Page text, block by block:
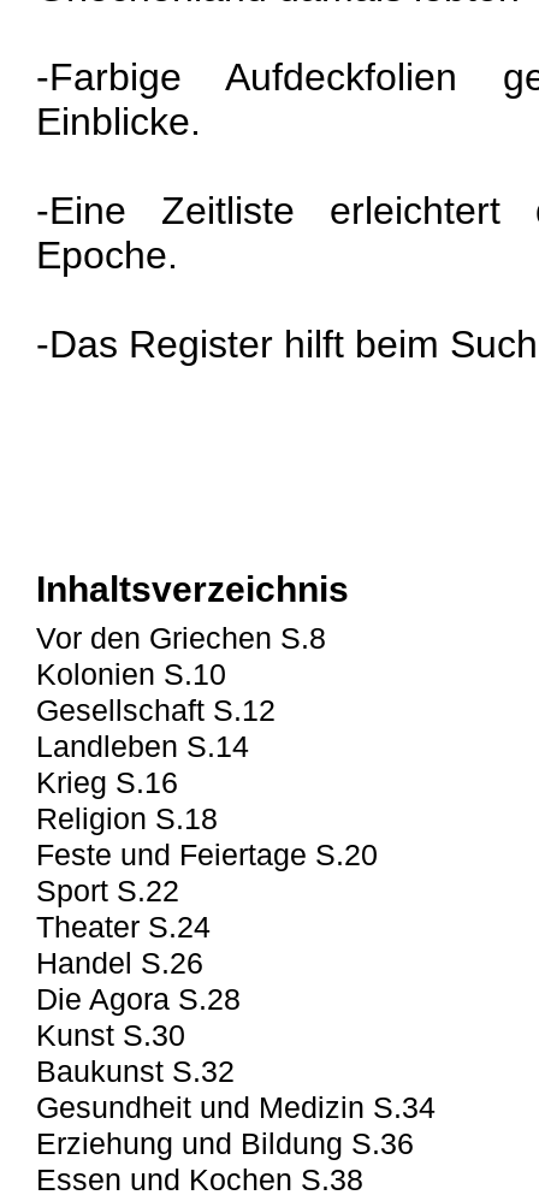
-Farbige Aufdeckfolien
Einblicke.
-Eine Zeitliste erleichtert
Epoche.
-Das Register hilft beim
Inhaltsverzeichnis
Vor den Griechen S.8
Kolonien S.10
Gesellschaft S.12
Landleben S.14
Krieg S.16
Religion S.18
Feste und Feiertage S.20
Sport S.22
Theater S.24
Handel S.26
Die Agora S.28
Kunst S.30
Baukunst S.32
Gesundheit und Medizin S.34
Erziehung und Bildung S.36
Essen und Kochen S.38